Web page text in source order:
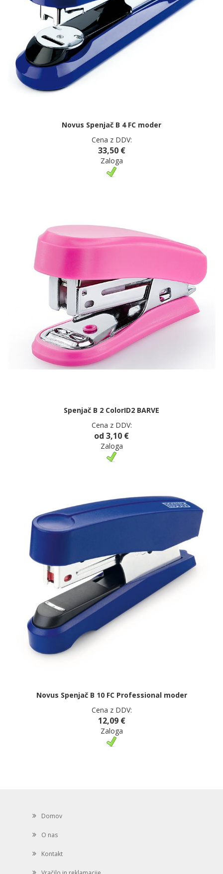
Novus Spenjač B 4 FC moder
Cena z DDV:
33,50 €
Zaloga
Spenjač B 2 ColorID2 BARVE
Cena z DDV:
od 3,10 €
Zaloga
Novus Spenjač B 10 FC Professional moder
Cena z DDV:
12,09 €
Zaloga
Domov
O nas
Kontakt